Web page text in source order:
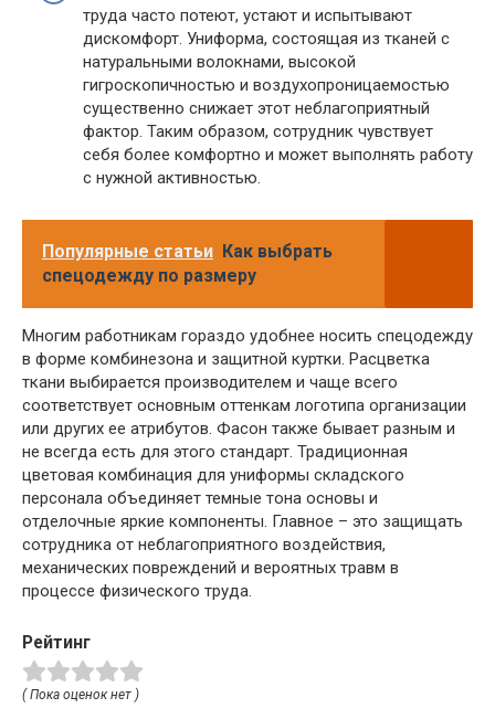
труда часто потеют, устают и испытывают
дискомфорт. Униформа, состоящая из тканей с
натуральными волокнами, высокой
гигроскопичностью и воздухопроницаемостью
существенно снижает этот неблагоприятный
фактор. Таким образом, сотрудник чувствует
себя более комфортно и может выполнять работу
с нужной активностью.
Популярные статьи Как выбрать
спецодежду по размеру
Многим работникам гораздо удобнее носить спецодежду
в форме комбинезона и защитной куртки. Расцветка
ткани выбирается производителем и чаще всего
соответствует основным оттенкам логотипа организации
или других ее атрибутов. Фасон также бывает разным и
не всегда есть для этого стандарт. Традиционная
цветовая комбинация для униформы складского
персонала объединяет темные тона основы и
отделочные яркие компоненты. Главное – это защищать
сотрудника от неблагоприятного воздействия,
механических повреждений и вероятных травм в
процессе физического труда.
Рейтинг
( Пока оценок нет )